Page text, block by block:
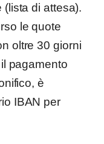
di attesa).
le quote
oltre 30 giorni
pagamento
è
IBAN per